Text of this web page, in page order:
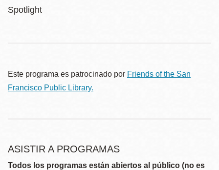
Spotlight
Este programa es patrocinado por Friends of the San
Francisco Public Library.
ASISTIR A PROGRAMAS
Todos los programas están abiertos al público (no es